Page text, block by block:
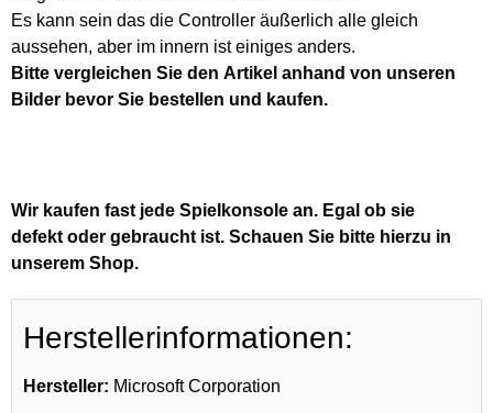
Es kann sein das die Controller äußerlich alle gleich
aussehen, aber im innern ist einiges anders.
Bitte vergleichen Sie den Artikel anhand von unseren
Bilder bevor Sie bestellen und kaufen.
Wir kaufen fast jede Spielkonsole an. Egal ob sie
defekt oder gebraucht ist. Schauen Sie bitte hierzu in
unserem Shop.
Herstellerinformationen:
Hersteller: Microsoft Corporation